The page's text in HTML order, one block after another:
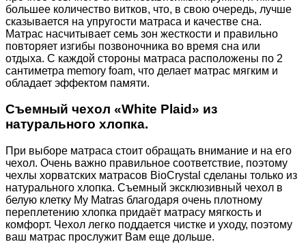
большее количество витков, что, в свою очередь, лучше
сказывается на упругости матраса и качестве сна.
Матрас насчитывает семь зон жесткости и правильно
повторяет изгибы позвоночника во время сна или
отдыха. С каждой стороны матраса расположены по 2
сантиметра memory foam, что делает матрас мягким и
обладает эффектом памяти.
Съемный чехол «White Plaid» из
натурального хлопка.
При выборе матраса стоит обращать внимание и на его
чехол. Очень важно правильное соответствие, поэтому
чехлы хорватских матрасов BioCrystal сделаны только из
натурального хлопка. Съемный эксклюзивный чехол в
белую клетку My Matras благодаря очень плотному
переплетению хлопка придаёт матрасу мягкость и
комфорт. Чехол легко поддается чистке и уходу, поэтому
ваш матрас прослужит Вам еще дольше.